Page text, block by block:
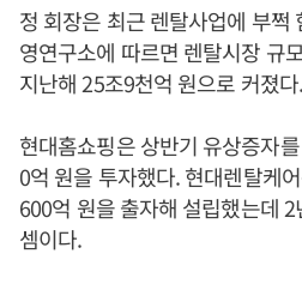
정 회장은 최근 렌탈사업에 부쩍
영연구소에 따르면 렌탈시장 규
지난해 25조9천억 원으로 커졌다.
현대홈쇼핑은 상반기 유상증자
0억 원을 투자했다. 현대렌탈케
600억 원을 출자해 설립했는데
셈이다.